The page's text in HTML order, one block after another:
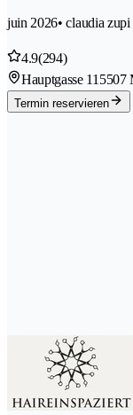
juin 2026• claudia zupi
4.9(294)
Hauptgasse 11 5507
Termin reservieren